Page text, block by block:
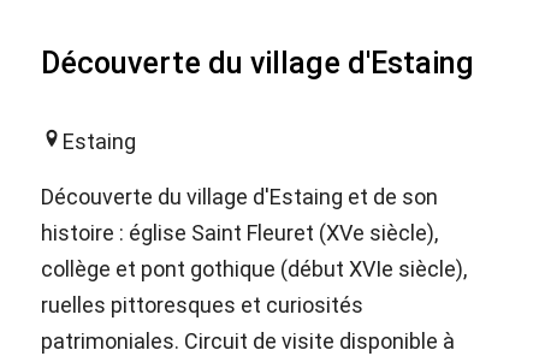
Découverte du village d'Estaing
Estaing
Découverte du village d'Estaing et de son
histoire : église Saint Fleuret (XVe siècle),
collège et pont gothique (début XVIe siècle),
ruelles pittoresques et curiosités
patrimoniales. Circuit de visite disponible à